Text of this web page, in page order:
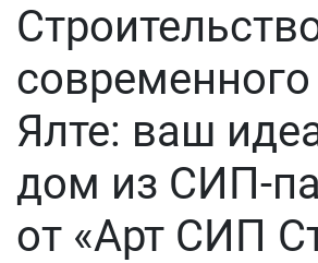
Ялте: ваш
дом из СИП-
от «Арт СИП